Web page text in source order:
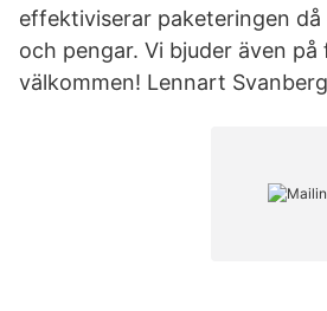
effektiviserar paketeringen
och pengar. Vi bjuder även
välkommen! Lennart